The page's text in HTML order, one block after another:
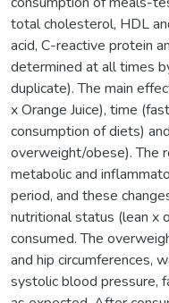
total cholesterol, HDL
acid, C-reactive protein
determined at all times
duplicate). The main
x Orange Juice), time
consumption of diets)
overweight/obese). The
metabolic and
period, and these
nutritional status (lean x
consumed. The
and hip circumferences,
systolic blood pressure,